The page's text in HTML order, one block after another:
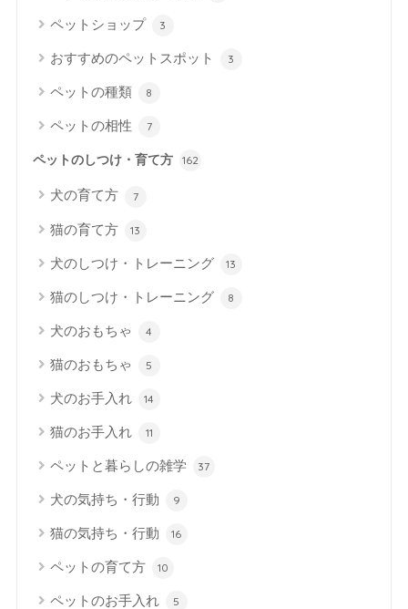
ペットショップ 3
おすすめのペットスポット 3
ペットの種類 8
ペットの相性 7
ペットのしつけ・育て方 162
犬の育て方 7
猫の育て方 13
犬のしつけ・トレーニング 13
猫のしつけ・トレーニング 8
犬のおもちゃ 4
猫のおもちゃ 5
犬のお手入れ 14
猫のお手入れ 11
ペットと暮らしの雑学 37
犬の気持ち・行動 9
猫の気持ち・行動 16
ペットの育て方 10
ペットのお手入れ 5